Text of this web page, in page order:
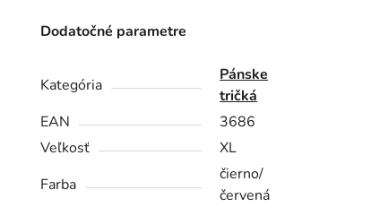
Dodatočné parametre
Kategória
Pánske
tričká
EAN
3686
Veľkosť
XL
Farba
čierno/
červená